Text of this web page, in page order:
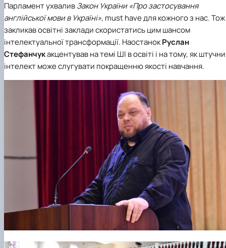
Парламент ухваливЗакон України «Про застосування
англійської мови в Україні», must have для кожного з нас. Тож
закликав освітні заклади скористатись цим шансом
інтелектуальної трансформації. НаостанокРуслан
Стефанчукакцентував на темі ШІ в освіті і на тому, як
інтелект може слугувати покращенню якості навчання.